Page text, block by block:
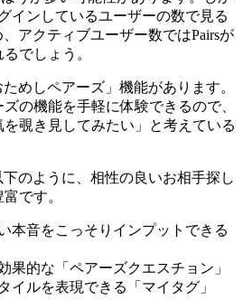
インしているユーザーの数で見る
アクティブユーザー数ではPairsが
でしょう。
めしペアーズ」機能があります。
の機能を手軽に体験できるので、
を覗き見してみたい」と考えている
下のように、相性の良いお相手探し
です。
本音をこっそりインプットできる
果的な「ペアーズクエスチョン」
イルを表現できる「マイタグ」